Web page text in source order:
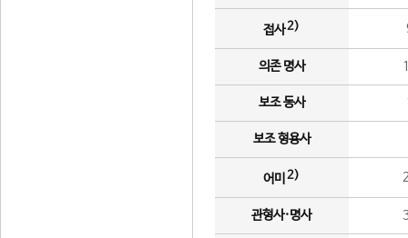
접사2)
의존 명사
보조 동사
보조 형용사
어미 2)
관형사·명사